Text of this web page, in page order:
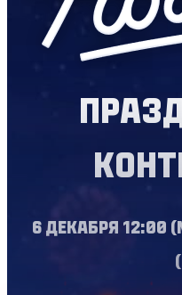
6 декабря 12:00